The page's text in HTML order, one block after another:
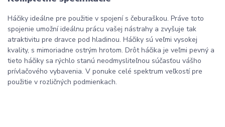
Háčiky ideálne pre použitie v spojení s čeburaškou. Práve toto
spojenie umožní ideálnu prácu vašej nástrahy a zvyšuje tak
atraktivitu pre dravce pod hladinou. Háčiky sú veľmi vysokej
kvality, s mimoriadne ostrým hrotom. Drôt háčika je veľmi pevný a
tieto háčiky sa rýchlo stanú neodmysliteľnou súčasťou vášho
prívlačového vybavenia. V ponuke celé spektrum veľkostí pre
použitie v rozličných podmienkach.